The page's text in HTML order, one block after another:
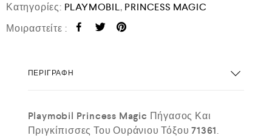
Κατηγορίες: PLAYMOBIL, PRINCESS MAGIC
Μοιραστείτε :
ΠΕΡΙΓΡΑΦΉ
Playmobil Princess Magic Πήγασος Και
Πριγκίπισσες Του Ουράνιου Τόξου 71361.